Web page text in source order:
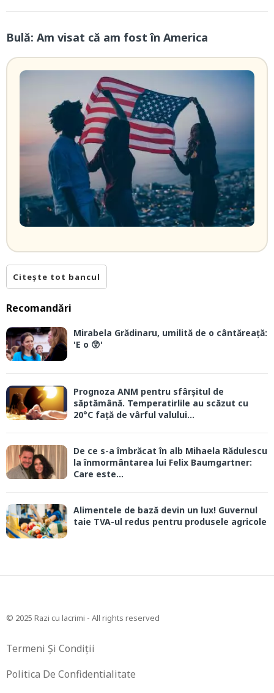
Bulă: Am visat că am fost în America
Citește tot bancul
Recomandări
Mirabela Grădinaru, umilită de o cântăreață:
'E o 😲'
Prognoza ANM pentru sfârșitul de
săptămână. Temperatirlile au scăzut cu
20°C față de vârful valului...
De ce s-a îmbrăcat în alb Mihaela Rădulescu
la înmormântarea lui Felix Baumgartner:
Care este...
Alimentele de bază devin un lux! Guvernul
taie TVA-ul redus pentru produsele agricole
© 2025 Razi cu lacrimi - All rights reserved
Termeni Și Condiții
Politica De Confidentialitate